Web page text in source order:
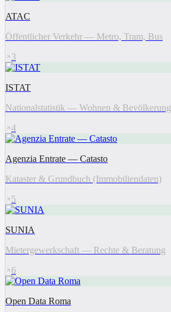
ATAC
Öffentlicher Verkehr — Metro, Tram, Bus
3
ISTAT
Nationalstatistik — Wohnen & Bevölkerung
4
Agenzia Entrate — Catasto
Kataster & Grundbuch (Immobiliendaten)
5
SUNIA
Mietergewerkschaft — Rechte & Beratung
6
Open Data Roma